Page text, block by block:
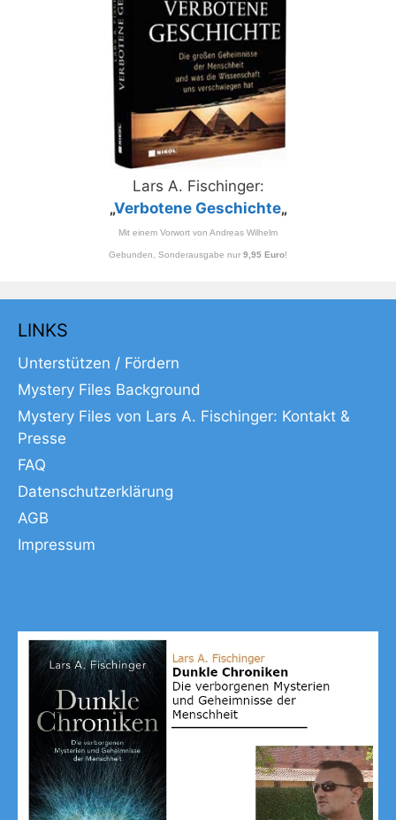
Lars A. Fischinger:
„Verbotene Geschichte„
Mit einem Vorwort von Andreas Wilhelm
Gebunden, Sonderausgabe nur 9,95 Euro!
LINKS
Unterstützen / Fördern
Mystery Files Background
Mystery Files von Lars A. Fischinger: Kontakt &
Presse
FAQ
Datenschutzerklärung
AGB
Impressum